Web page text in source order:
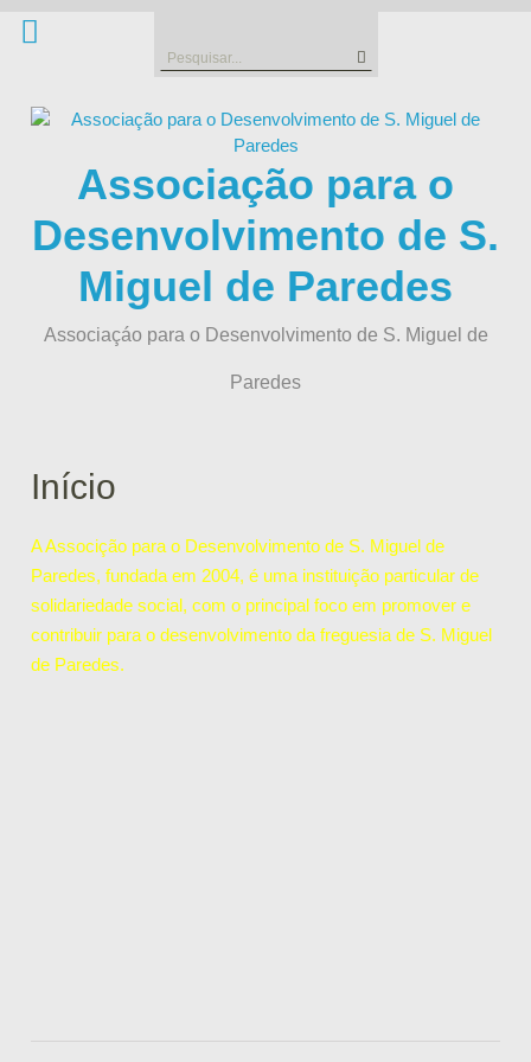
Search
Associação para o
Desenvolvimento de S.
Miguel de Paredes
Associaçáo para o Desenvolvimento de S. Miguel de
Paredes
Início
A Associção para o Desenvolvimento de S. Miguel de
Paredes, fundada em 2004, é uma instituição particular de
solidariedade social, com o principal foco em promover e
contribuir para o desenvolvimento da freguesia de S. Miguel
de Paredes.